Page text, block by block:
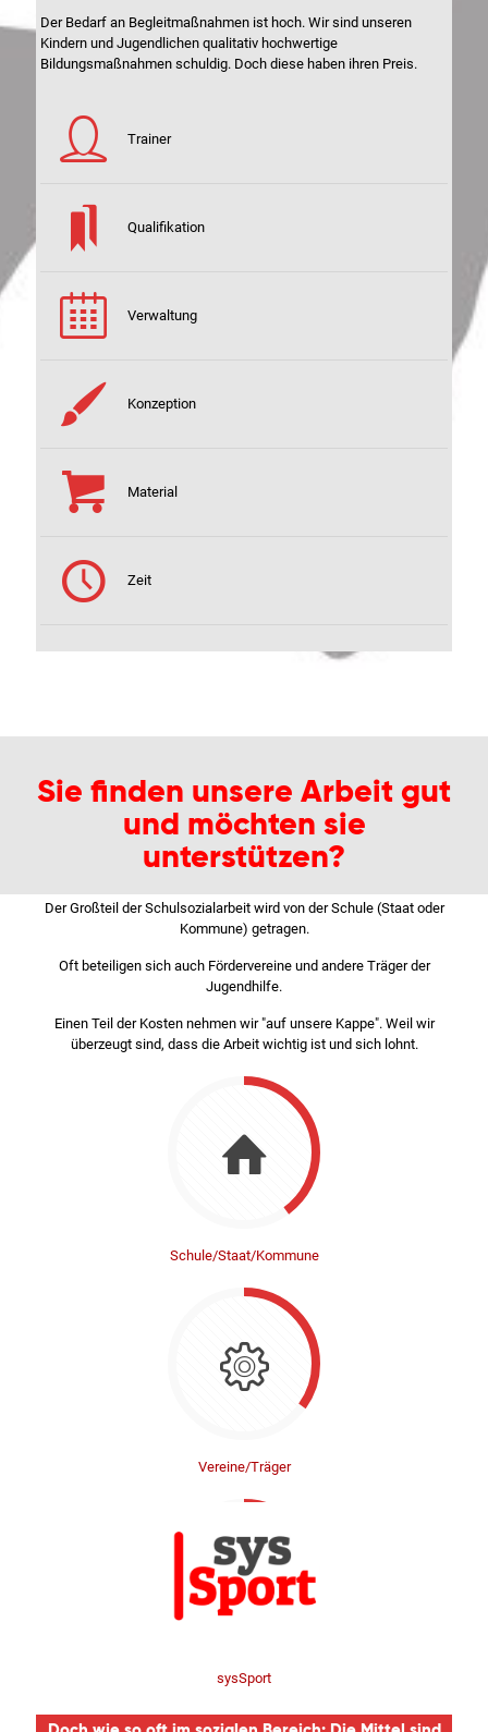
Der Bedarf an Begleitmaßnahmen ist hoch. Wir sind unseren
Kindern und Jugendlichen qualitativ hochwertige
Bildungsmaßnahmen schuldig. Doch diese haben ihren Preis.
Trainer
Qualifikation
Verwaltung
Konzeption
Material
Zeit
Sie finden unsere Arbeit gut
und möchten sie
unterstützen?
Der Großteil der Schulsozialarbeit wird von der Schule (Staat oder
Kommune) getragen.
Oft beteiligen sich auch Fördervereine und andere Träger der
Jugendhilfe.
Einen Teil der Kosten nehmen wir "auf unsere Kappe". Weil wir
überzeugt sind, dass die Arbeit wichtig ist und sich lohnt.
Schule/Staat/Kommune
Vereine/Träger
sysSport